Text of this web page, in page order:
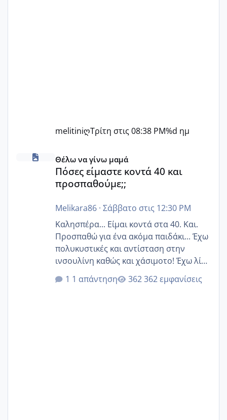
melitiniღΤρίτη στις 08:38 PM%d ημ
Πόσες είμαστε κοντά 40 και προσπαθούμε;;
Θέλω να γίνω μαμά
Πόσες είμαστε κοντά 40 και
προσπαθούμε;;
Melikara86· Σάββατο στις 12:30 PM
Καλησπέρα... Είμαι κοντά στα 40. Και.
Προσπαθώ για ένα ακόμα παιδάκι... Έχω
πολυκυστικές και αντίσταση στην
ινσουλίνη καθώς και χάσιμοτο! Έχω λίγα
κιλά παραπάνω και όσο κ αν προσπαθώ
δεν χάνω εύκολα! Προσπαθώ για ακόμη
1 απάντηση 362 εμφανίσεις